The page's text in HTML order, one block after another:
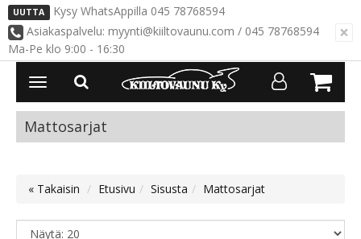
UUTTA Kysy WhatsAppilla 045 78768594
×
Asiakaspalvelu: myynti@kiiltovaunu.com / 045 78768594
Ma-Pe klo 9:00 - 16:30
Avaa/Sulje
valikko
Mattosarjat
« Takaisin Etusivu Sisusta Mattosarjat